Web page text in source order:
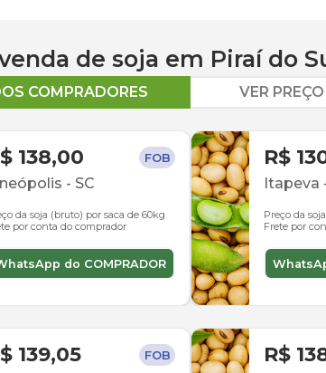
de soja em Piraí do
COMPRADORES VER
138,00 FOB
- SC
da soja (bruto) por saca de 60kg
por conta do comprador
do COMPRADOR
R$
Itapeva
Preço da
Frete por
139,05 FOB R$